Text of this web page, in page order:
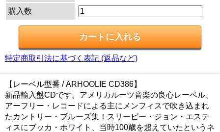
購入数
特定商取引法に基づく表記 (返品など)
【レーベル型番 / ARHOOLIE CD386】
新品輸入盤CDです。アメリカルーツ音楽の良心レーベル、
アーフリー・レコードによる主にメンフィスで吹き込まれ
たカントリー・ブルーズ集！スリーピー・ジョン・エステ
ィスにブッカ・ホワイト、当時100歳を超えていたというネ